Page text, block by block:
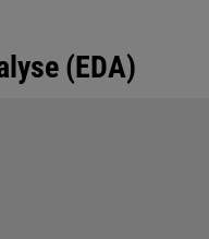
(EDA)